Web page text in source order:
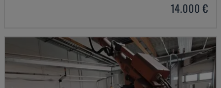
14.000 €